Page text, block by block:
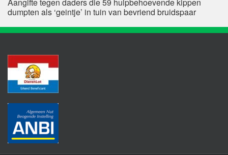
dumpten als ‘geintje’ in tuin van bevriend bruidspaar